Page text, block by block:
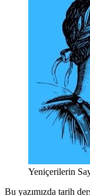
Yeniçerilerin
Bu yazımızda tarih